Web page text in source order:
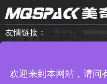
友情链接：
欢迎来到本网站，请问